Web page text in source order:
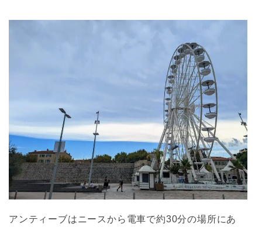
アンティーブはニースから電車で約30分の場所にあ